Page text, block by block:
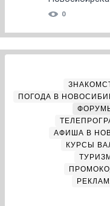
0
ПОГОДА В
АФИША В
КУРСЫ